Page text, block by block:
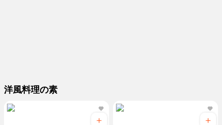
洋風料理の素